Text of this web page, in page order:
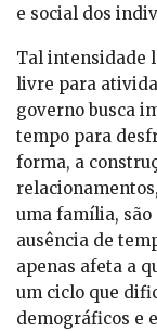
e social dos
Tal intensidade
livre para
governo busca
tempo para
forma, a
uma família,
ausência de
apenas afeta a
um ciclo que
demográficos e